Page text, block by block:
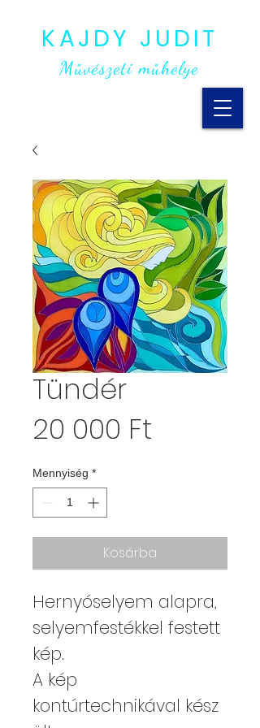
KAJDY JUDIT
Művészeti műhelye
Tündér
20 000 Ft
Mennyiség *
Kosárba
Hernyóselyem alapra,
selyemfestékkel festett
kép.
A kép
kontúrtechnikával kész